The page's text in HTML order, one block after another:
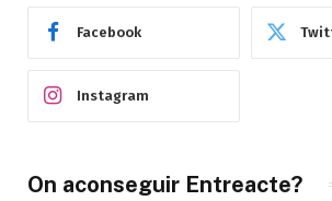
Facebook
Instagram
On aconseguir Entreacte?